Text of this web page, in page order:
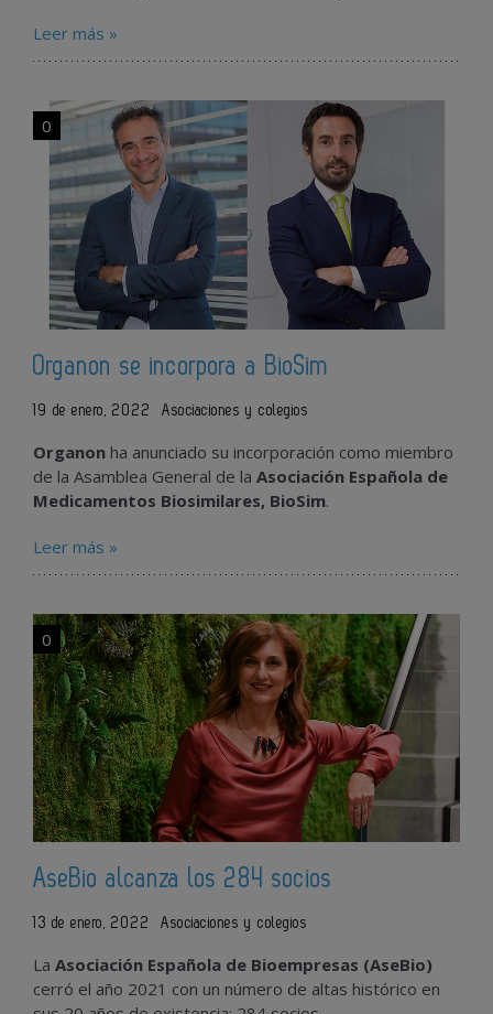
Leer más »
0
Organon se incorpora a BioSim
19 de enero, 2022 Asociaciones y colegios
Organon ha anunciado su incorporación como miembro
de la Asamblea General de la Asociación Española de
Medicamentos Biosimilares, BioSim.
Leer más »
0
AseBio alcanza los 284 socios
13 de enero, 2022 Asociaciones y colegios
La Asociación Española de Bioempresas (AseBio)
cerró el año 2021 con un número de altas histórico en